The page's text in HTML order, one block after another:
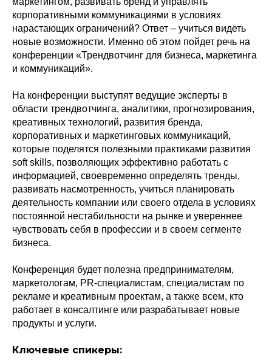
корпоративными коммуникациями в условиях
нарастающих ограничений? Ответ – учиться видеть
новые возможности. Именно об этом пойдет речь на
конференции «Трендвотчинг для бизнеса, маркетинга
и коммуникаций».
На конференции выступят ведущие эксперты в
области трендвотчинга, аналитики, прогнозирования,
креативных технологий, развития бренда,
корпоративных и маркетинговых коммуникаций,
которые поделятся полезными практиками развития
soft skills, позволяющих эффективно работать с
информацией, своевременно определять тренды,
развивать насмотренность, учиться планировать
деятельность компании или своего отдела в условиях
постоянной нестабильности на рынке и увереннее
чувствовать себя в профессии и в своем сегменте
бизнеса.
Конференция будет полезна предпринимателям,
маркетологам, PR-специалистам, специалистам по
рекламе и креативным проектам, а также всем, кто
работает в консалтинге или разрабатывает новые
продукты и услуги.
Ключевые спикеры: